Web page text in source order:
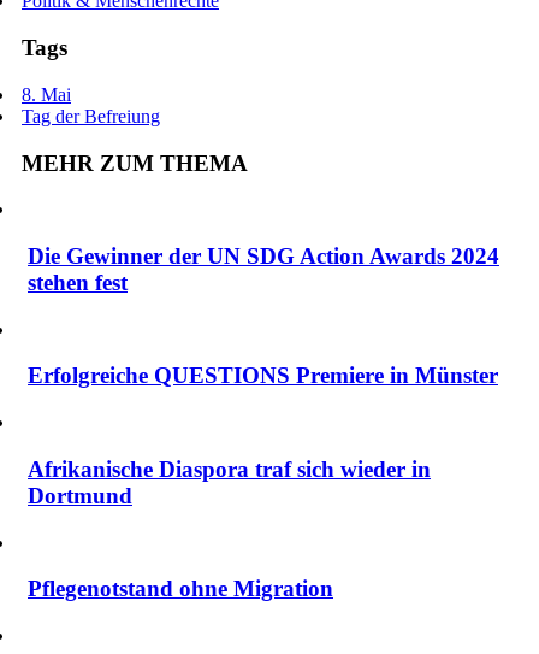
Tags
8. Mai
Tag der Befreiung
MEHR ZUM THEMA
Die Gewinner der UN SDG Action Awards 2024
stehen fest
Erfolgreiche QUESTIONS Premiere in Münster
Afrikanische Diaspora traf sich wieder in
Dortmund
Pflegenotstand ohne Migration